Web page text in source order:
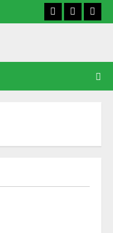
Facebook
X